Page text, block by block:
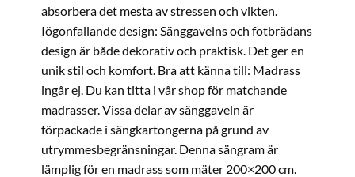
absorbera det mesta av stressen och vikten.
Iögonfallande design: Sänggavelns och fotbrädans
design är både dekorativ och praktisk. Det ger en
unik stil och komfort. Bra att känna till: Madrass
ingår ej. Du kan titta i vår shop för matchande
madrasser. Vissa delar av sänggaveln är
förpackade i sängkartongerna på grund av
utrymmesbegränsningar. Denna sängram är
lämplig för en madrass som mäter 200×200 cm.